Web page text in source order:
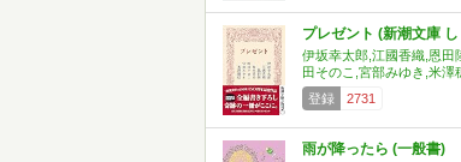
プレゼント (新潮文庫
伊坂幸太郎,江國香織,恩田
田そのこ,宮部みゆき,米澤
登録
2731
雨が降ったら (一般書)